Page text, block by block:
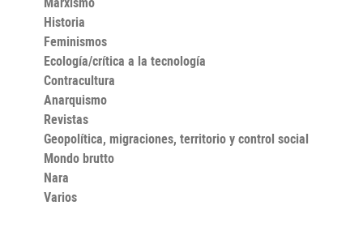
Historia
Feminismos
Ecología/crítica a la tecnología
Contracultura
Anarquismo
Revistas
Geopolítica, migraciones, territorio y control social
Mondo brutto
Nara
Varios